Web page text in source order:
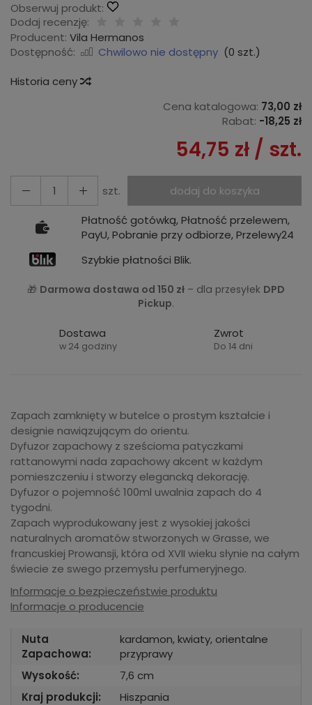
Obserwuj produkt:
Dodaj recenzję:
Producent: Vila Hermanos
Dostępność:
Chwilowo nie dostępny (0 szt.)
Historia ceny
Cena katalogowa: 73,00 zł
Rabat: -18,25 zł
54,75 zł / szt.
szt.
dodaj do koszyka
Płatność gotówką, Płatność przelewem,
PayU, Pobranie przy odbiorze, Przelewy24
Szybkie płatności Blik.
🎁 Darmowa dostawa od 150 zł – dla przesyłek DPD
Pickup.
Dostawa
w 24 godziny
Zwrot
Do 14 dni
Zapach zamknięty w butelce o prostym kształcie i
designie nawiązującym do orientu.
Dyfuzor zapachowy z sześcioma patyczkami
rattanowymi nada zapachowy akcent w każdym
pomieszczeniu i stworzy elegancką dekorację.
Dyfuzor o pojemność 100ml uwalnia zapach do 4
tygodni.
Zapach wyprodukowany jest z wysokiej jakości
naturalnych aromatów stworzonych w Grasse, we
francuskiej Prowansji, która od XVII wieku słynie na całym
świecie ze swego przemysłu perfumeryjnego.
Informacje o bezpieczeństwie produktu
Informacje o producencie
Nuta
Zapachowa:
kardamon, kwiaty, orientalne
przyprawy
Wysokość:
7,6 cm
Kraj produkcji:
Hiszpania